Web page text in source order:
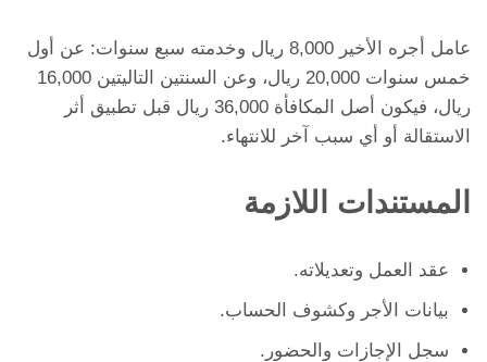
عامل أجره الأخير 8,000 ريال وخدمته سبع سنوات: عن أول
خمس سنوات 20,000 ريال، وعن السنتين التاليتين 16,000
ريال، فيكون أصل المكافأة 36,000 ريال قبل تطبيق أثر
الاستقالة أو أي سبب آخر للانتهاء.
المستندات اللازمة
عقد العمل وتعديلاته.
بيانات الأجر وكشوف الحساب.
سجل الإجازات والحضور.